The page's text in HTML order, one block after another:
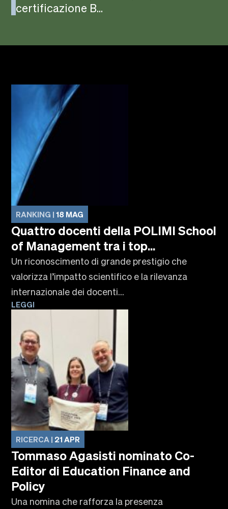
certificazione B...
RANKING | 18 MAG
Quattro docenti della POLIMI School
of Management tra i top...
Un riconoscimento di grande prestigio che
valorizza l’impatto scientifico e la rilevanza
internazionale dei docenti...
LEGGI
RICERCA | 21 APR
Tommaso Agasisti nominato Co-
Editor di Education Finance and
Policy
Una nomina che rafforza la presenza